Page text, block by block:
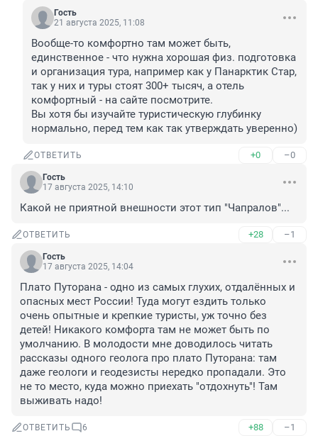
Гость
21 августа 2025, 11:08
Вообще-то комфортно там может быть,
единственное - что нужна хорошая физ. подготовка
и организация тура, например как у Панарктик Стар,
так у них и туры стоят 300+ тысяч, а отель
комфортный - на сайте посмотрите.
Вы хотя бы изучайте туристическую глубинку
нормально, перед тем как так утверждать уверенно)
ОТВЕТИТЬ +0 –0
Гость
17 августа 2025, 14:10
Какой не приятной внешности этот тип "Чапралов"...
ОТВЕТИТЬ +28 –1
Гость
17 августа 2025, 14:04
Плато Путорана - одно из самых глухих, отдалённых и
опасных мест России! Туда могут ездить только
очень опытные и крепкие туристы, уж точно без
детей! Никакого комфорта там не может быть по
умолчанию. В молодости мне доводилось читать
рассказы одного геолога про плато Путорана: там
даже геологи и геодезисты нередко пропадали. Это
не то место, куда можно приехать "отдохнуть"! Там
выживать надо!
ОТВЕТИТЬ 6 +88 –1